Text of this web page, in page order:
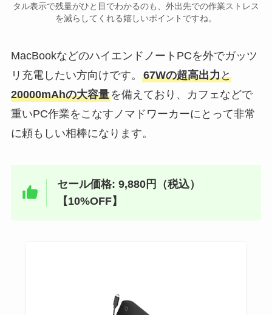
タル表示で残量がひと目でわかるのも、外出先での作業ストレス
を減らしてくれる嬉しいポイントですね。
MacBookなどのハイエンドノートPCを外でガッツ
リ充電したい方向けです。 67Wの超高出力と
20000mAhの大容量を備えており、カフェなどで
重いPC作業をこなすノマドワーカーにとって非常
に頼もしい相棒になります。
セール価格: 9,880円（税込）
【10%OFF】